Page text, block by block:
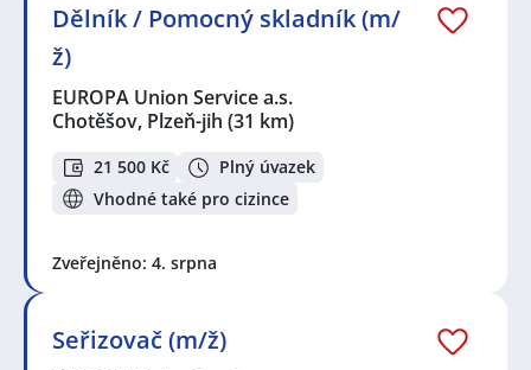
Dělník / Pomocný skladník (m/
ž)
EUROPA Union Service a.s.
Chotěšov, Plzeň-jih (31 km)
21 500 Kč
Plný úvazek
Vhodné také pro cizince
Zveřejněno: 4. srpna
Seřizovač (m/ž)